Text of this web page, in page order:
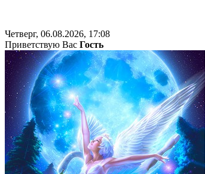
Четверг, 06.08.2026, 17:08
Приветствую Вас Гость